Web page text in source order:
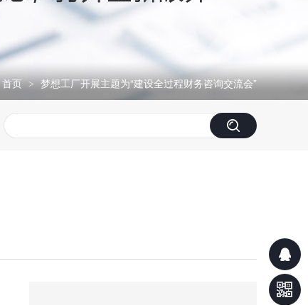
首页 > 梦想工厂开展主题为“建设全过程财务咨询交流会”